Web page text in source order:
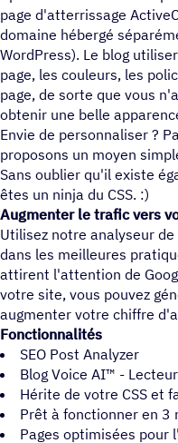
page d'atterrissage
domaine hébergé
WordPress). Le blog
page, les couleurs, les
page, de sorte que vous
obtenir une belle
Envie de personnaliser ?
proposons un moyen
Sans oublier qu'il existe
êtes un ninja du CSS. :)
Augmenter le trafic vers
Utilisez notre analyseur
dans les meilleures
attirent l'attention de
votre site, vous pouvez
augmenter votre chiffre
Fonctionnalités
SEO Post Analyzer
Blog Voice AI™ -
Hérite de votre CSS et
Prêt à fonctionner en 3
Pages optimisées pour